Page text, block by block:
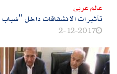
عالم عربى
تأثيرات الانشقاقات داخل
2-12-2017